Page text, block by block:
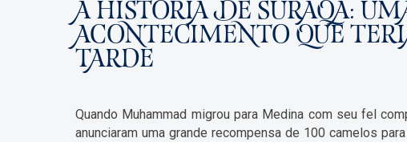
A HISTÓRIA DE SURAQA:
ACONTECIMENTO QUE
TARDE
Quando Muhammad migrou para Medina com seu fel
anunciaram uma grande recompensa de 100 camelos